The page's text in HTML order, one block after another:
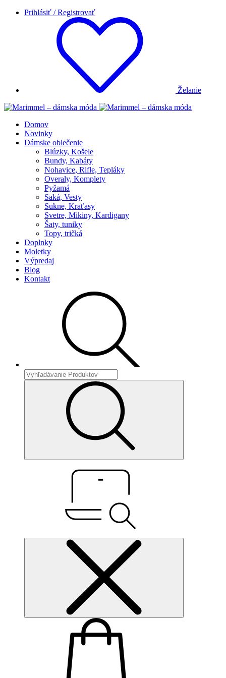
Prihlásiť / Registrovať
Želanie
Domov
Novinky
Dámske oblečenie
Blúzky, Košele
Bundy, Kabáty
Nohavice, Rifle, Tepláky
Overaly, Komplety
Pyžamá
Saká, Vesty
Sukne, Kraťasy
Svetre, Mikiny, Kardigany
Šaty, tuniky
Topy, tričká
Doplnky
Moletky
Výpredaj
Blog
Kontakt